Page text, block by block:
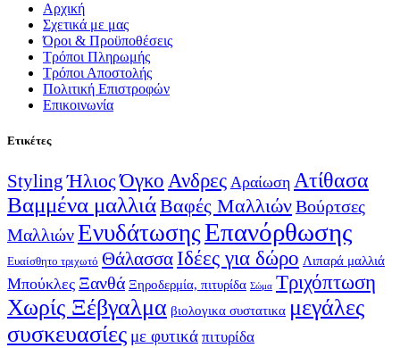
Αρχική
Σχετικά με μας
Όροι & Προϋποθέσεις
Τρόποι Πληρωμής
Τρόποι Αποστολής
Πολιτική Επιστροφών
Επικοινωνία
Ετικέτες
Styling Ήλιος Όγκο Ανδρες Αραίωση Ατίθασα
Βαμμένα μαλλιάΒαφές ΜαλλιώνΒούρτσες
ΜαλλιώνΕνυδάτωσηςΕπανόρθωσης
Ευαίσθητο τριχωτό ΘάλασσαΙδέες για δώρο Λιπαρά μαλλιά
Μπούκλες Ξανθά Ξηροδερμία, πιτυρίδα Σώμα Τριχόπτωση
Χωρίς Ξέβγαλμα βιολογικα συστατικα μεγάλες
συσκευασίες με φυτικά πιτυρίδα